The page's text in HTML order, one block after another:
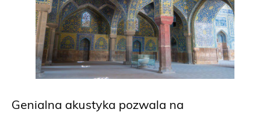
Genialna akustyka pozwala na